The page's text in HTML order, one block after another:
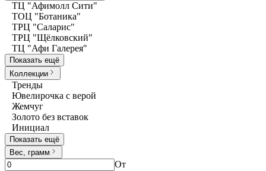
ТЦ "Афимолл Сити"
ТОЦ "Ботаника"
ТРЦ "Саларис"
ТРЦ "Щёлковский"
ТЦ "Афи Галерея"
Показать ещё
Коллекции
Тренды
Ювелирочка с верой
Жемчуг
Золото без вставок
Инициал
Показать ещё
Вес, грамм
От